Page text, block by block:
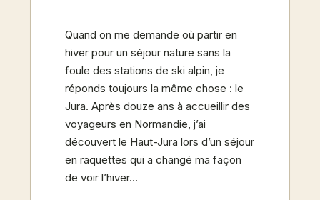
Quand on me demande où partir en
hiver pour un séjour nature sans la
foule des stations de ski alpin, je
réponds toujours la même chose : le
Jura. Après douze ans à accueillir des
voyageurs en Normandie, j’ai
découvert le Haut-Jura lors d’un séjour
en raquettes qui a changé ma façon
de voir l’hiver…